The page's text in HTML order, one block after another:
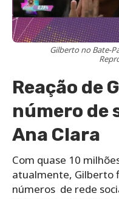
Gilberto no Bate-
Reação de
número de
Ana Clara
Com quase 10
atualmente, Gilberto
números de rede